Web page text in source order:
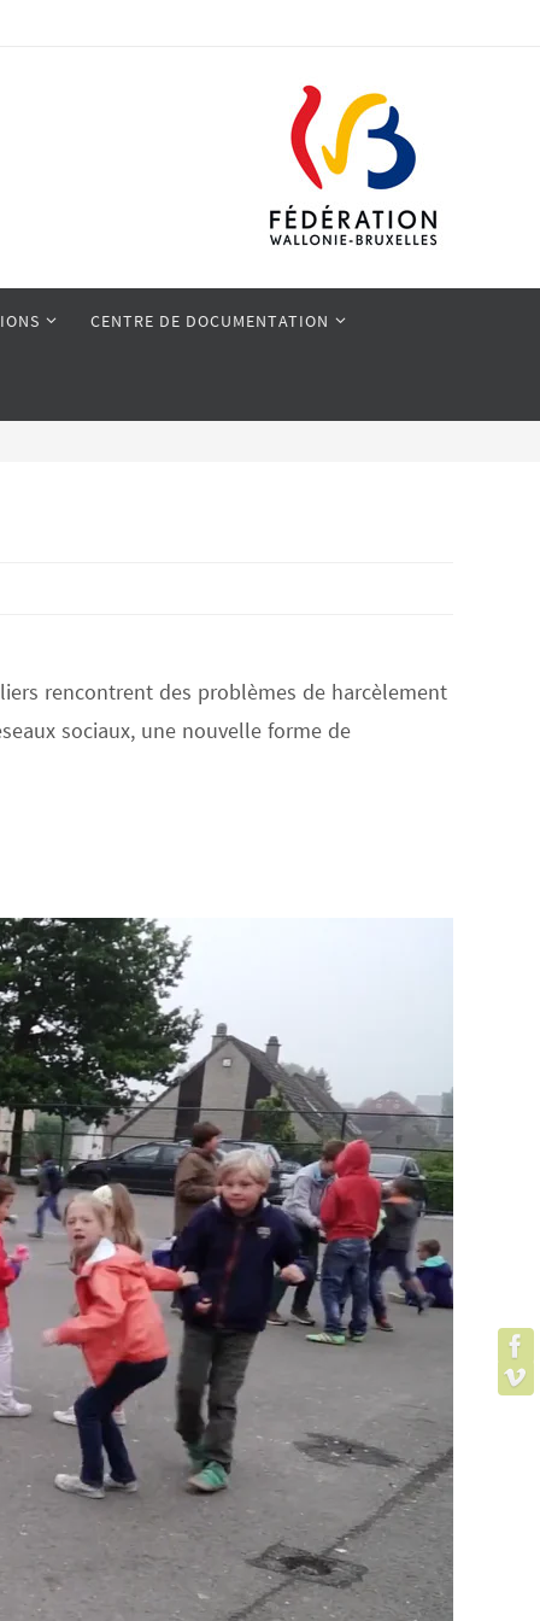
CENTRE DE DOCUMENTATION
rencontrent des problèmes de harcèlement
sociaux, une nouvelle forme de